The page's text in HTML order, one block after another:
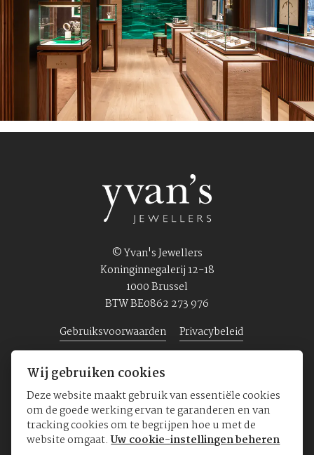
© Yvan's Jewellers
Koninginnegalerij 12-18
1000 Brussel
BTW BE0862 273 976
Gebruiksvoorwaarden
Privacybeleid
Home Juwelen Horloges Over ons
Wij gebruiken cookies
Deze website maakt gebruik van essentiële cookies
om de goede werking ervan te garanderen en van
tracking cookies om te begrijpen hoe u met de
website omgaat.Uw cookie-instellingen beheren